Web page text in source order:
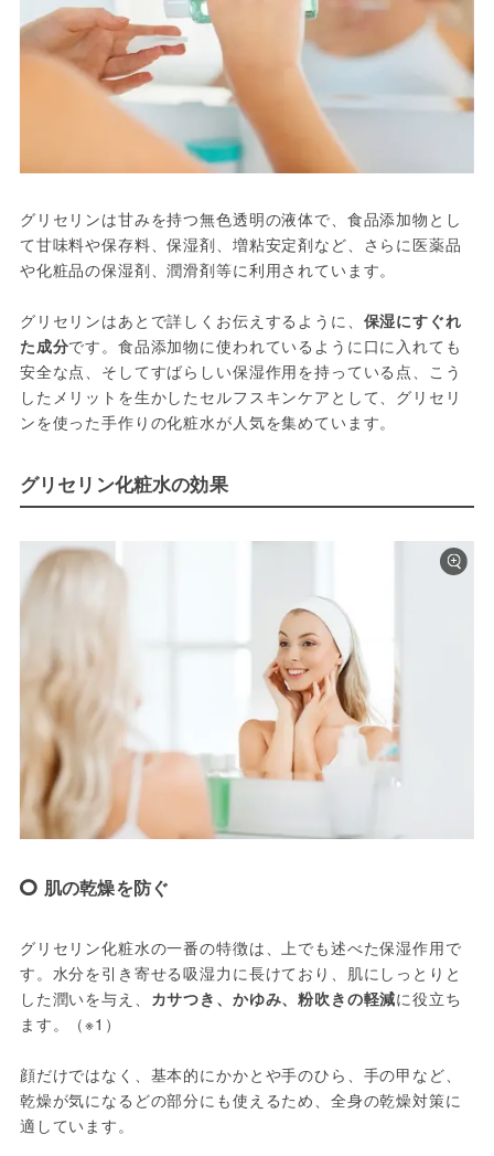
グリセリンは甘みを持つ無色透明の液体で、食品添加物とし
て甘味料や保存料、保湿剤、増粘安定剤など、さらに医薬品
や化粧品の保湿剤、潤滑剤等に利用されています。
グリセリンはあとで詳しくお伝えするように、 保湿にすぐれ
た成分です。食品添加物に使われているように口に入れても
安全な点、そしてすばらしい保湿作用を持っている点、こう
したメリットを生かしたセルフスキンケアとして、グリセリ
ンを使った手作りの化粧水が人気を集めています。
グリセリン化粧水の効果
肌の乾燥を防ぐ
グリセリン化粧水の一番の特徴は、上でも述べた保湿作用で
す。水分を引き寄せる吸湿力に長けており、肌にしっとりと
した潤いを与え、 カサつき、かゆみ、粉吹きの軽減に役立ち
ます。（※1）
顔だけではなく、基本的にかかとや手のひら、手の甲など、
乾燥が気になるどの部分にも使えるため、全身の乾燥対策に
適しています。